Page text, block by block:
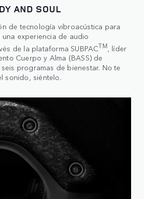
AND SOUL
de tecnología vibroacústica para
experiencia de audio
de la plataforma SUBPACTM, líder
Cuerpo y Alma (BASS) de
programas de bienestar. No te
sonido, siéntelo.